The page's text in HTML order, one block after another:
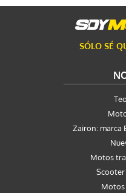
SÓLO SÉ
Zairon: marca
Motos
Scooter
Motos